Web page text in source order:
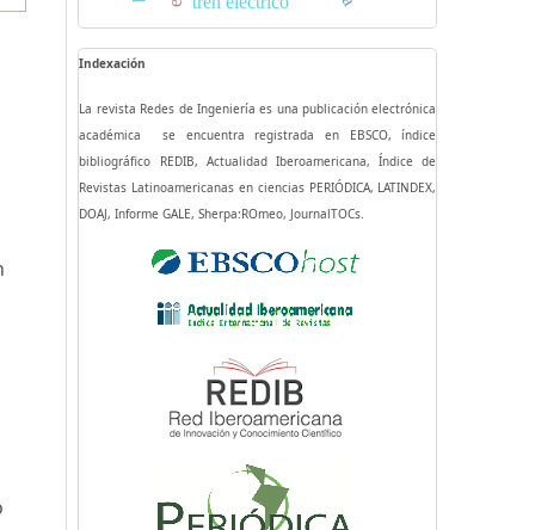
Indexación
La revista Redes de Ingeniería es una publicación electrónica
académica se encuentra registrada en EBSCO, índice
bibliográfico REDIB, Actualidad Iberoamericana, Índice de
Revistas Latinoamericanas en ciencias PERIÓDICA, LATINDEX,
DOAJ, Informe GALE, Sherpa:ROmeo, JournalTOCs.